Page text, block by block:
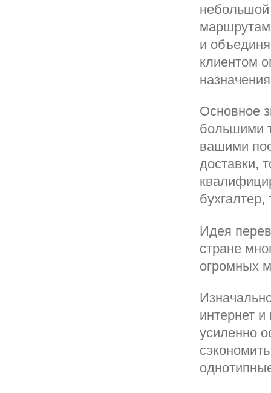
небольшой
и
клиентом
Основное
большими
вашими
доставки,
Идея
стране
огромных
интернет
усиленно